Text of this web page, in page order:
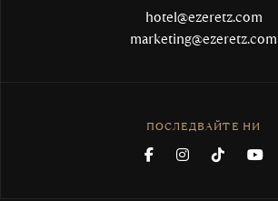
hotel@ezeretz.com
marketing@ezeretz.com
ПОСЛЕДВАЙТЕ НИ